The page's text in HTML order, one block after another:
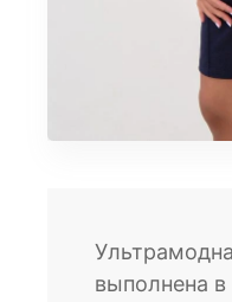
Брюки
Джеггинсы
Комбинезоны
Джоггеры
Лонгсливы
Пижамы
выполнена